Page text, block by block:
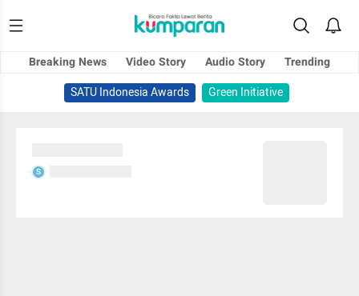
Breaking News Video Story Audio Story
Trending
SATU Indonesia Awards
Green Initiative
S